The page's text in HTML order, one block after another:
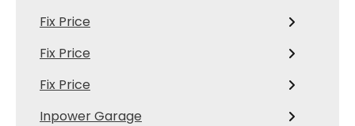
Fix Price
Fix Price
Fix Price
Inpower Garage